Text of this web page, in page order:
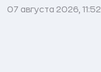
07 августа 2026, 11:52